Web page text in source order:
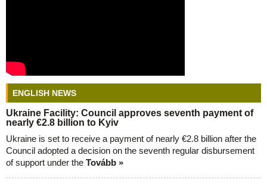
ENGLISH NEWS
Ukraine Facility: Council approves seventh payment of
nearly €2.8 billion to Kyiv
Ukraine is set to receive a payment of nearly €2.8 billion after the
Council adopted a decision on the seventh regular disbursement
of support under the Tovább »